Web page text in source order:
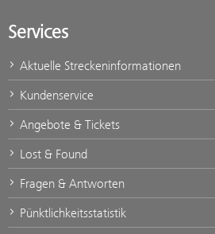
Services
Aktuelle Streckeninformationen
Kundenservice
Angebote & Tickets
Lost & Found
Fragen & Antworten
Pünktlichkeitsstatistik